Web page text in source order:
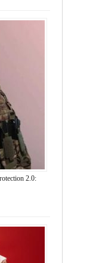
2.0: